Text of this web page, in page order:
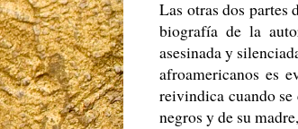
Las otras dos partes
biografía de la
asesinada y
afroamericanos es
reivindica cuando se
negros y de su